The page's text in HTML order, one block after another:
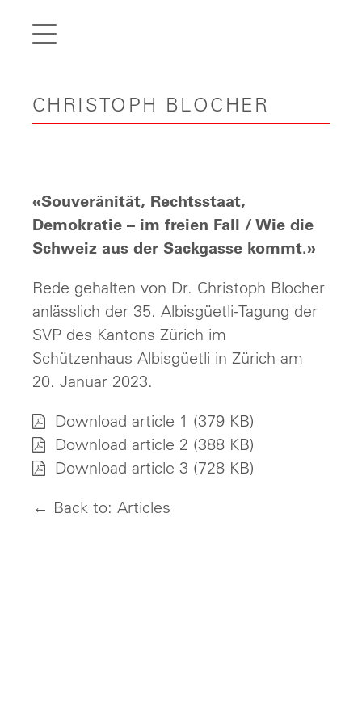
CHRISTOPH BLOCHER
en
Home
Gallery
Carreer
Contact
«Souveränität, Rechtsstaat,
Demokratie – im freien Fall / Wie die
Schweiz aus der Sackgasse kommt.»
Rede gehalten von Dr. Christoph Blocher
anlässlich der 35. Albisgüetli-Tagung der
SVP des Kantons Zürich im
Schützenhaus Albisgüetli in Zürich am
20. Januar 2023.
Download article 1 (379 KB)
Download article 2 (388 KB)
Download article 3 (728 KB)
← Back to: Articles